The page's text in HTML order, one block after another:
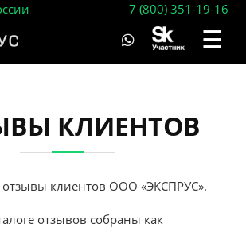
7 (800) 351-19-16
☰
КЛИЕНТОВ
отзывы клиентов ООО «ЭКСПРУС».
отзывов собраны как